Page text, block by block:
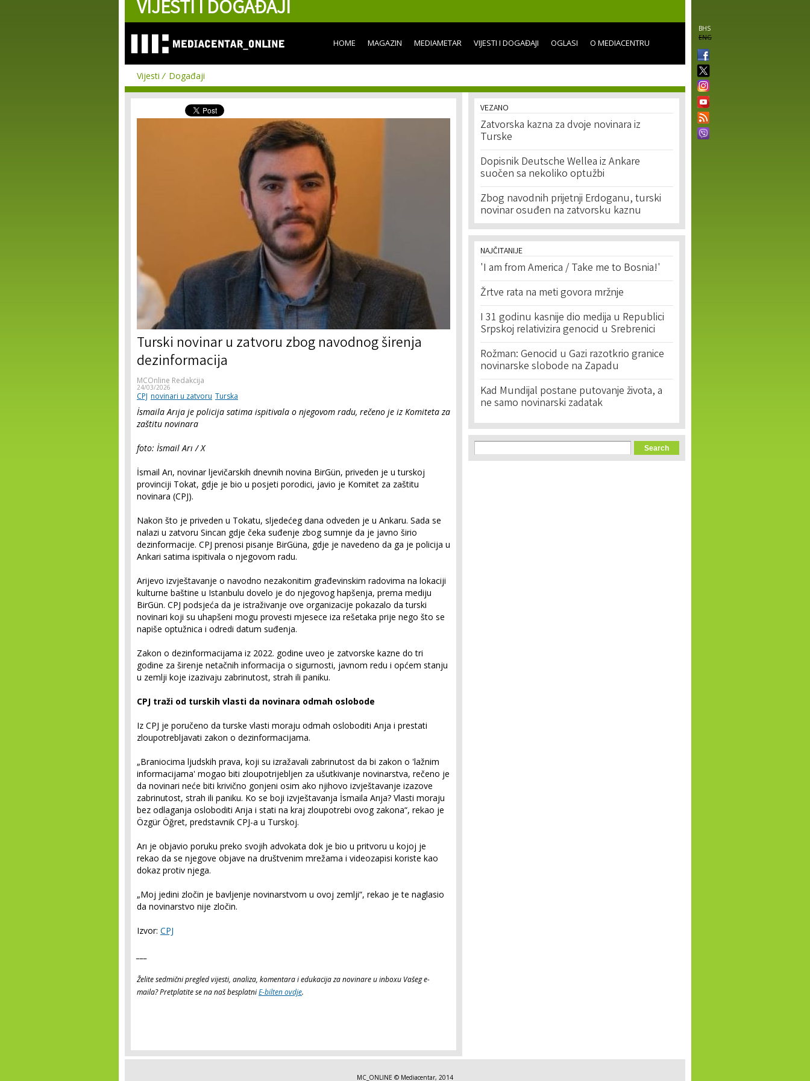
content
VIJESTI I DOGAĐAJI
BHS
ENG
HOME MAGAZIN MEDIAMETAR VIJESTI I DOGAĐAJI OGLASI O MEDIACENTRU
Vijesti Događaji
Turski novinar u zatvoru zbog navodnog širenja
dezinformacija
MCOnline Redakcija
24/03/2026
CPJ novinari u zatvoru Turska
İsmaila Arıja je policija satima ispitivala o njegovom radu, rečeno je iz Komiteta za
zaštitu novinara
foto: İsmail Arı / X
İsmail Arı, novinar ljevičarskih dnevnih novina BirGün, priveden je u turskoj
provinciji Tokat, gdje je bio u posjeti porodici, javio je Komitet za zaštitu
novinara (CPJ).
Nakon što je priveden u Tokatu, sljedećeg dana odveden je u Ankaru. Sada se
nalazi u zatvoru Sincan gdje čeka suđenje zbog sumnje da je javno širio
dezinformacije. CPJ prenosi pisanje BirGüna, gdje je navedeno da ga je policija u
Ankari satima ispitivala o njegovom radu.
Arijevo izvještavanje o navodno nezakonitim građevinskim radovima na lokaciji
kulturne baštine u Istanbulu dovelo je do njegovog hapšenja, prema mediju
BirGün. CPJ podsjeća da je istraživanje ove organizacije pokazalo da turski
novinari koji su uhapšeni mogu provesti mjesece iza rešetaka prije nego što se
napiše optužnica i odredi datum suđenja.
Zakon o dezinformacijama iz 2022. godine uveo je zatvorske kazne do tri
godine za širenje netačnih informacija o sigurnosti, javnom redu i općem stanju
u zemlji koje izazivaju zabrinutost, strah ili paniku.
CPJ traži od turskih vlasti da novinara odmah oslobode
Iz CPJ je poručeno da turske vlasti moraju odmah osloboditi Arıja i prestati
zloupotrebljavati zakon o dezinformacijama.
„Braniocima ljudskih prava, koji su izražavali zabrinutost da bi zakon o 'lažnim
informacijama' mogao biti zloupotrijebljen za ušutkivanje novinarstva, rečeno je
da novinari neće biti krivično gonjeni osim ako njihovo izvještavanje izazove
zabrinutost, strah ili paniku. Ko se boji izvještavanja İsmaila Arıja? Vlasti moraju
bez odlaganja osloboditi Arıja i stati na kraj zloupotrebi ovog zakona“, rekao je
Özgür Öğret, predstavnik CPJ-a u Turskoj.
Arı je objavio poruku preko svojih advokata dok je bio u pritvoru u kojoj je
rekao da se njegove objave na društvenim mrežama i videozapisi koriste kao
dokaz protiv njega.
„Moj jedini zločin je bavljenje novinarstvom u ovoj zemlji“, rekao je te naglasio
da novinarstvo nije zločin.
Izvor: CPJ
Želite sedmični pregled vijesti, analiza, komentara i edukacija za novinare u inboxu Vašeg e-
maila? Pretplatite se na naš besplatniE-bilten ovdje.
VEZANO
Zatvorska kazna za dvoje novinara iz
Turske
Dopisnik Deutsche Wellea iz Ankare
suočen sa nekoliko optužbi
Zbog navodnih prijetnji Erdoganu, turski
novinar osuđen na zatvorsku kaznu
NAJČITANIJE
'I am from America / Take me to Bosnia!'
Žrtve rata na meti govora mržnje
I 31 godinu kasnije dio medija u Republici
Srpskoj relativizira genocid u Srebrenici
Rožman: Genocid u Gazi razotkrio granice
novinarske slobode na Zapadu
Kad Mundijal postane putovanje života, a
ne samo novinarski zadatak
Search form
Search
MC_ONLINE © Mediacentar, 2014